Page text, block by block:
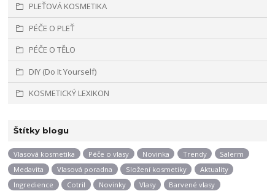
PLEŤOVÁ KOSMETIKA
PÉČE O PLEŤ
PÉČE O TĚLO
DIY (Do It Yourself)
KOSMETICKÝ LEXIKON
Štítky blogu
Vlasová kosmetika Péče o vlasy Novinka Trendy
Salerm
Medavita
Vlasová poradna Složení kosmetiky
Aktuality
Ingredience
Cotril Novinky Vlasy
Barvené vlasy